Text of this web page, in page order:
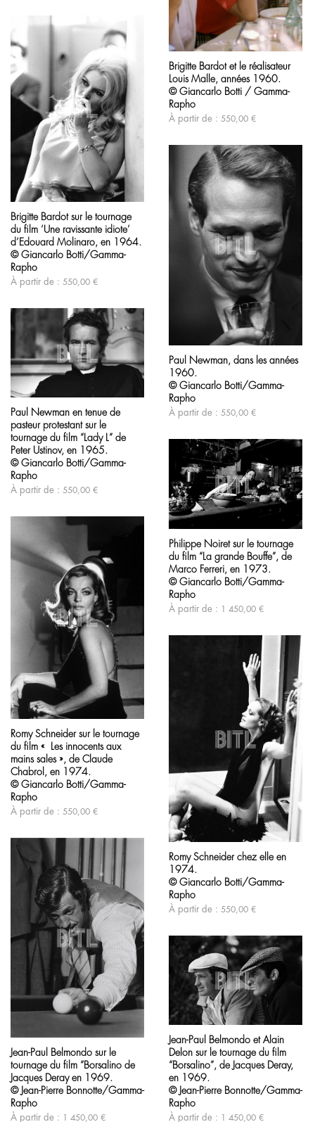
Ce
a
plusieurs
variations.
Les
options
peuvent
choisies
page
produit
Brigitte Bardot et le réalisateur
Louis Malle, années 1960.
© Giancarlo Botti / Gamma-
Rapho
À partir de : 550,00 €
Ce
a
plusieurs
variations.
Les
options
peuvent
être
sur
page
produit
Brigitte Bardot sur le tournage
du film ‘Une ravissante idiote’
d’Edouard Molinaro, en 1964.
© Giancarlo Botti/Gamma-
Rapho
À partir de : 550,00 €
a
plusieurs
variations.
Les
options
peuvent
choisies
page
du
produit
Paul Newman, dans les années
1960.
© Giancarlo Botti/Gamma-
Rapho
À partir de : 550,00 €
Ce
a
plusieurs
variations.
Les
options
peuvent
être
choisies
la
produit
Paul Newman en tenue de
pasteur protestant sur le
tournage du film “Lady L” de
Peter Ustinov, en 1965.
© Giancarlo Botti/Gamma-
Rapho
À partir de : 550,00 €
Ce
a
plusieurs
variations.
Les
options
peuvent
être
sur
Philippe Noiret sur le tournage
du film “La grande Bouffe”, de
Marco Ferreri, en 1973.
© Giancarlo Botti/Gamma-
Rapho
À partir de : 1 450,00 €
Ce
a
plusieurs
variations.
Les
options
peuvent
être
choisies
la
page
produit
Romy Schneider sur le tournage
du film « Les innocents aux
mains sales », de Claude
Chabrol, en 1974.
© Giancarlo Botti/Gamma-
Rapho
À partir de : 550,00 €
Ce
a
plusieurs
variations.
Les
options
peuvent
choisies
page
produit
Romy Schneider chez elle en
1974.
© Giancarlo Botti/Gamma-
Rapho
À partir de : 550,00 €
a
plusieurs
variations.
Les
options
peuvent
Jean-Paul Belmondo sur le
tournage du film “Borsalino de
Jacques Deray en 1969.
© Jean-Pierre Bonnotte/Gamma-
Rapho
À partir de : 1 450,00 €
Ce
a
plusieurs
variations.
Les
options
peuvent
être
Jean-Paul Belmondo et Alain
Delon sur le tournage du film
“Borsalino”, de Jacques Deray,
en 1969.
© Jean-Pierre Bonnotte/Gamma-
Rapho
À partir de : 1 450,00 €